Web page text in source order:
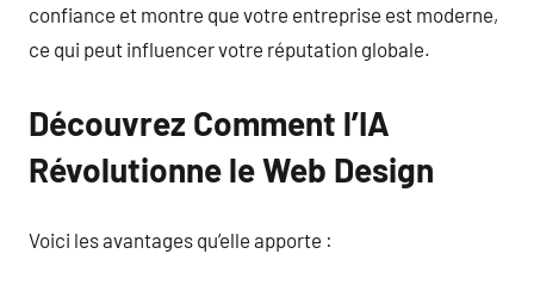
confiance et montre que votre entreprise est moderne,
ce qui peut influencer votre réputation globale.
Découvrez Comment l’IA
Révolutionne le Web Design
Voici les avantages qu’elle apporte :